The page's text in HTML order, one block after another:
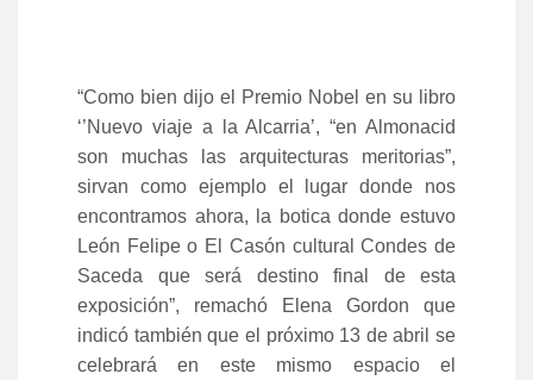
“Como bien dijo el Premio Nobel en su libro
‘’Nuevo viaje a la Alcarria’, “en Almonacid
son muchas las arquitecturas meritorias”,
sirvan como ejemplo el lugar donde nos
encontramos ahora, la botica donde estuvo
León Felipe o El Casón cultural Condes de
Saceda que será destino final de esta
exposición”, remachó Elena Gordon que
indicó también que el próximo 13 de abril se
celebrará en este mismo espacio el